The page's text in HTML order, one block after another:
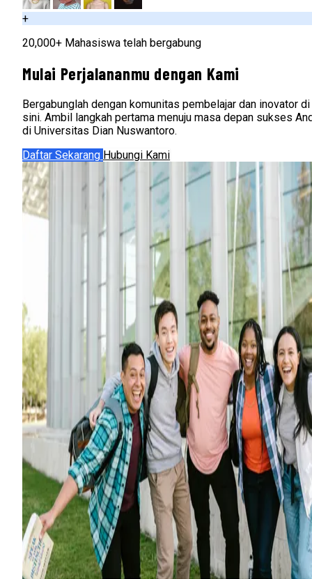
+
20,000+ Mahasiswa telah bergabung
Mulai Perjalananmu dengan Kami
Bergabunglah dengan komunitas pembelajar dan inovator di
sini. Ambil langkah pertama menuju masa depan sukses
di Universitas Dian Nuswantoro.
Daftar Sekarang Hubungi Kami